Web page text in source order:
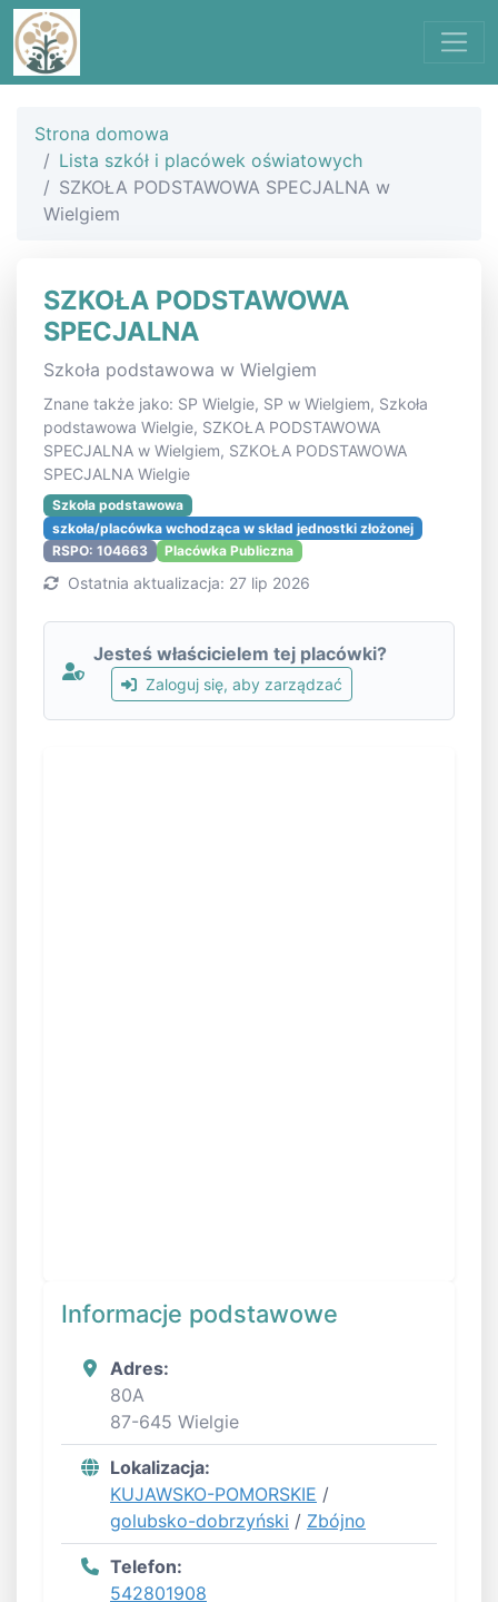
Strona domowa
Lista szkół i placówek oświatowych
SZKOŁA PODSTAWOWA SPECJALNA w
Wielgiem
SZKOŁA PODSTAWOWA
SPECJALNA
Szkoła podstawowa w Wielgiem
Znane także jako: SP Wielgie, SP w Wielgiem, Szkoła
podstawowa Wielgie, SZKOŁA PODSTAWOWA
SPECJALNA w Wielgiem, SZKOŁA PODSTAWOWA
SPECJALNA Wielgie
Szkoła podstawowa
szkoła/placówka wchodząca w skład jednostki złożonej
RSPO: 104663
Placówka Publiczna
Ostatnia aktualizacja: 27 lip 2026
Jesteś właścicielem tej placówki?
Zaloguj się, aby zarządzać
Informacje podstawowe
Adres:
80A
87-645 Wielgie
Lokalizacja:
KUJAWSKO-POMORSKIE /
golubsko-dobrzyński / Zbójno
Telefon:
542801908